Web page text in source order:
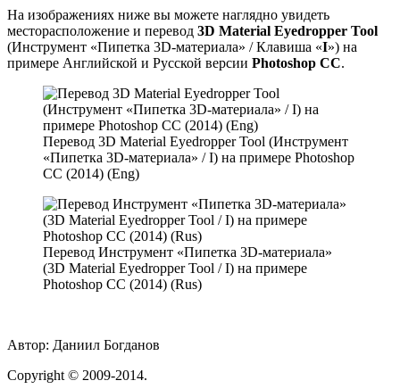
На изображениях ниже вы можете наглядно увидеть
месторасположение и перевод 3D Material Eyedropper Tool
(Инструмент «Пипетка 3D-материала» / Клавиша «I») на
примере Английской и Русской версии Photoshop CC.
Перевод 3D Material Eyedropper Tool (Инструмент
«Пипетка 3D-материала» / I) на примере Photoshop
CC (2014) (Eng)
Перевод Инструмент «Пипетка 3D-материала»
(3D Material Eyedropper Tool / I) на примере
Photoshop CC (2014) (Rus)
Автор: Даниил Богданов
Сopyright© 2009-2014.